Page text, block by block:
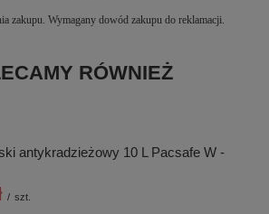
zakupu. Wymagany dowód zakupu do reklamacji.
RÓWNIEŻ
antykradzieżowy 10 L Pacsafe W -
/ szt.